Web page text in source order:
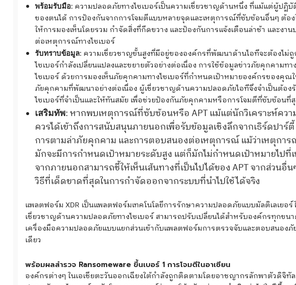
พร้อมรับมือ: ความปลอดภัยทางไซเบอร์เป็นความเชี่ยวชาญด้านหนึ่ง ที่แม้แต่ผู้ปฏิ
ของตนได้ การป้องกันจากการโจมตีแบบหลายจุดและเหตุการณ์ที่ซับซ้อนอื่นๆ ต้อ
ให้การมองเห็นโดยรวม กำจัดสิ่งที่กีดขวาง และป้องกันการแจ้งเตือนล่าช้า และงา
ต่อเหตุการณ์ทางไซเบอร์
รับทราบข้อมูล: ความเชี่ยวชาญขั้นสูงที่มีอยู่ขององค์กรที่พัฒนาด้านไอทีจะต้องไม่
ไซเบอร์กำลังเปลี่ยนแปลงและขยายตัวอย่างต่อเนื่อง การใช้ข้อมูลข่าวภัยคุกคามท
ไซเบอร์ ด้วยการมองเห็นภัยคุกคามทางไซเบอร์ที่กำหนดเป้าหมายองค์กรของคุณ
ภัยคุกคามที่พัฒนาอย่างต่อเนื่อง ผู้เชี่ยวชาญด้านความปลอดภัยไอทีจึงจำเป็นต้อ
ไซเบอร์ที่จำเป็นและให้ทันสมัย เพื่อช่วยป้องกันภัยคุกคามหรือการโจมตีที่ซับซ้อนที่
เสริมทัพ: หากพบเหตุการณ์ที่ซับซ้อนหรือ APT แม้แต่นักวิเคราะห์ค
ควรได้เข้าถึงการสนับสนุนภายนอกเพื่อรับข้อมูลเชิงลึกจากเธิร์ดปาร์
การตามล่าภัยคุกคาม และการตอบสนองต่อเหตุการณ์ แม้ว่าเหตุกา
มักจะมีการกำหนดเป้าหมายระดับสูง แต่ก็มักไม่กำหนดเป้าหมายไปที่
จากภายนอกสามารถชี้ให้เห็นเส้นทางที่เป็นไปได้ของ APT จากส่วนอื่
วิธีที่เด็ดขาดที่สุดในการกำจัดออกจากระบบที่นำไปใช้ได้จริง
แพลตฟอร์ม XDR เป็นแพลตฟอร์มเทคโนโลยีการรักษาความปลอดภัยแบบมัลติเลเยอ
เชี่ยวชาญด้านความปลอดภัยทางไซเบอร์ สามารถปรับเปลี่ยนได้สำหรับองค์กรทุกขนา
เครื่องมือความปลอดภัยแบบแยกส่วนเข้ากับแพลตฟอร์มการตรวจจับและตอบสนอง
เดียว
พร้อมผลสำรวจ Ransomeware ขึ้นเบอร์ 1 การโจมตีในอาเซียน
องค์กรต่างๆ ในเอเชียตะวันออกเฉียงใต้กำลังถูกติดตามโดยอาชญากรลักพาตัวดิจิทั